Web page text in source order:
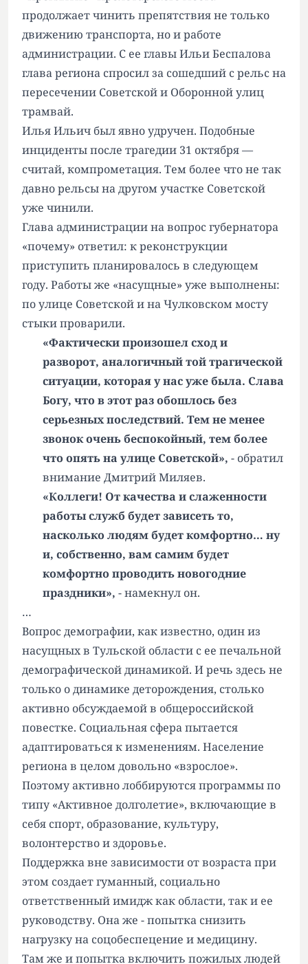
продолжает чинить препятствия не только
движению транспорта, но и работе
администрации. С ее главы Ильи Беспалова
глава региона спросил за сошедший с рельс на
пересечении Советской и Оборонной улиц
трамвай.
Илья Ильич был явно удручен. Подобные
инциденты после трагедии 31 октября —
считай, компрометация. Тем более что не так
давно рельсы на другом участке Советской
уже чинили.
Глава администрации на вопрос губернатора
«почему» ответил: к реконструкции
приступить планировалось в следующем
году. Работы же «насущные» уже выполнены:
по улице Советской и на Чулковском мосту
стыки проварили.
«Фактически произошел сход и
разворот, аналогичный той трагической
ситуации, которая у нас уже была. Слава
Богу, что в этот раз обошлось без
серьезных последствий. Тем не менее
звонок очень беспокойный, тем более
что опять на улице Советской», - обратил
внимание Дмитрий Миляев.
«Коллеги! От качества и слаженности
работы служб будет зависеть то,
насколько людям будет комфортно… ну
и, собственно, вам самим будет
комфортно проводить новогодние
праздники», - намекнул он.
…
Вопрос демографии, как известно, один из
насущных в Тульской области с ее печальной
демографической динамикой. И речь здесь не
только о динамике деторождения, столько
активно обсуждаемой в общероссийской
повестке. Социальная сфера пытается
адаптироваться к изменениям. Население
региона в целом довольно «взрослое».
Поэтому активно лоббируются программы по
типу «Активное долголетие», включающие в
себя спорт, образование, культуру,
волонтерство и здоровье.
Поддержка вне зависимости от возраста при
этом создает гуманный, социально
ответственный имидж как области, так и ее
руководству. Она же - попытка снизить
нагрузку на соцобеспецение и медицину.
Там же и попытка включить пожилых людей